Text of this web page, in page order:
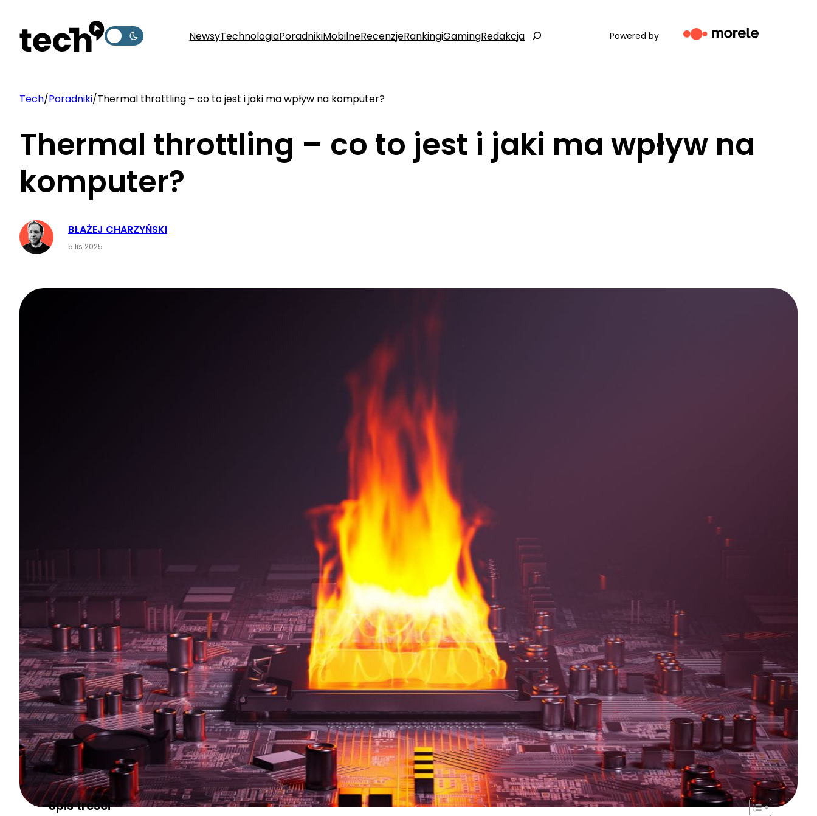
treści
NewsyTechnologiaPoradnikiMobilneRecenzjeRankingiGamingRedakcjaSzukaj
Powered by
Tech/Poradniki/Thermal throttling – co to jest i jaki ma wpływ na komputer?
Thermal throttling – co to jest i jaki ma wpływ na
komputer?
BŁAŻEJ CHARZYŃSKI
5 lis 2025
Throttling to pojęcie, z którym zetknęło się wielu posiadaczy PC, wciąż jednak w tej kwestii pozostaje wiele niedopowiedzeń. Czym dokładnie
jest, jakie są jego rodzaje i jak z nim walczyć? Ten artykuł wyjaśni wszelkie niewiadome.
Throttling znany pod oficjalną nazwądynamic frequency scaling(dynamiczne skalowanie częstotliwości) wielu użytkownikom kojarzy się z problemem. Z
tego artykułu dowiesz się, że tak naprawdę jest to…forma obrony Twojegoprocesoralub karty graficznej przed niekorzystnymi warunkami pracy.O
co dokładnie chodzi?
Spis treści